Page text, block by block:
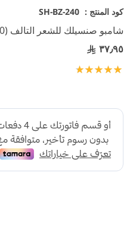
كود المنتج : SH-BZ-240
شامبو صنسيلك للشعر التالف (700 مل)
٣٧٫٩٥
تقييم:
بداية
معرض
الصور